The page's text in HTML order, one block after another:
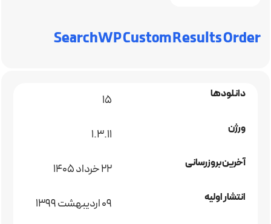
SearchWP Custom Results Order
دانلودها 15
ورژن 1.3.11
آخرین بروزرسانی 22 خرداد 1405
انتشار اولیه 09 اردیبهشت 1399